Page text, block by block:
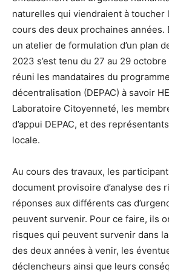
naturelles qui viendraient à toucher
cours des deux prochaines années.
un atelier de formulation d’un plan
2023 s’est tenu du 27 au 29 octobre
réuni les mandataires du
décentralisation (DEPAC) à savoir
Laboratoire Citoyenneté, les
d’appui DEPAC, et des
locale.
Au cours des travaux, les
document provisoire d’analyse des
réponses aux différents cas
peuvent survenir. Pour ce faire, ils
risques qui peuvent survenir dans
des deux années à venir, les
déclencheurs ainsi que leurs